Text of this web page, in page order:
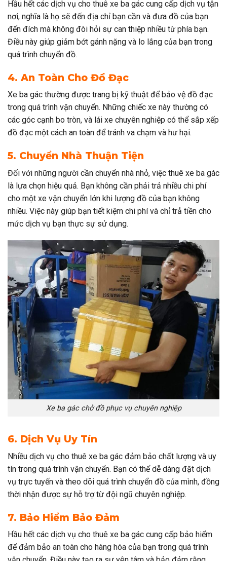
Hầu hết các dịch vụ cho thuê xe ba gác cung cấp dịch vụ tận
nơi, nghĩa là họ sẽ đến địa chỉ bạn cần và đưa đồ của bạn
đến đích mà không đòi hỏi sự can thiệp nhiều từ phía bạn.
Điều này giúp giảm bớt gánh nặng và lo lắng của bạn trong
quá trình chuyển đồ.
4. An Toàn Cho Đồ Đạc
Xe ba gác thường được trang bị kỹ thuật để bảo vệ đồ đạc
trong quá trình vận chuyển. Những chiếc xe này thường có
các góc cạnh bo tròn, và lái xe chuyên nghiệp có thể sắp xếp
đồ đạc một cách an toàn để tránh va chạm và hư hại.
5. Chuyển Nhà Thuận Tiện
Đối với những người cần chuyển nhà nhỏ, việc thuê xe ba gác
là lựa chọn hiệu quả. Bạn không cần phải trả nhiều chi phí
cho một xe vận chuyển lớn khi lượng đồ của bạn không
nhiều. Việc này giúp bạn tiết kiệm chi phí và chỉ trả tiền cho
mức dịch vụ bạn thực sự sử dụng.
Xe ba gác chở đồ phục vụ chuyên nghiệp
6. Dịch Vụ Uy Tín
Nhiều dịch vụ cho thuê xe ba gác đảm bảo chất lượng và uy
tín trong quá trình vận chuyển. Bạn có thể dễ dàng đặt dịch
vụ trực tuyến và theo dõi quá trình chuyển đồ của mình, đồng
thời nhận được sự hỗ trợ từ đội ngũ chuyên nghiệp.
7. Bảo Hiểm Bảo Đảm
Hầu hết các dịch vụ cho thuê xe ba gác cung cấp bảo hiểm
để đảm bảo an toàn cho hàng hóa của bạn trong quá trình